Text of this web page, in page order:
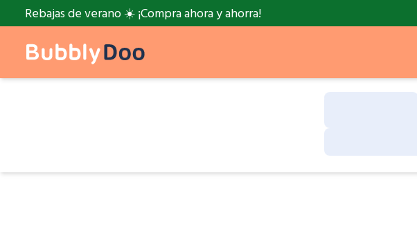
Rebajas de verano ☀️ ¡Compra ahora y ahorra!